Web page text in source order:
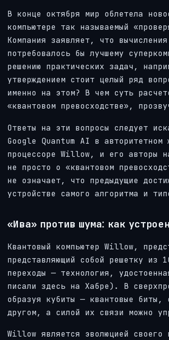
В конце октября мир облетела
компьютере так называемый
Компания заявляет, что
потребовалось бы лучшему
решению практических задач,
утверждением стоит целый ряд
именно на этом? В чем суть
«квантовом превосходстве»,
Ответы на эти вопросы следует
Google Quantum AI в
процессоре Willow, и его авторы
не просто о «квантовом
не означает, что предыдущие
устройстве самого алгоритма и
«Ива» против шума: как
Квантовый компьютер Willow,
представляющий собой решетку из
переходы — технология,
писали здесь на Хабре). В
образуя кубиты — квантовые биты,
другом, а силой их связи можно
Willow является эволюцией своего